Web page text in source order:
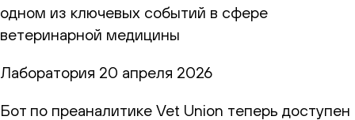
одном из ключевых событий в сфере
ветеринарной медицины
Лаборатория 20 апреля 2026
Бот по преаналитике Vet Union теперь доступен